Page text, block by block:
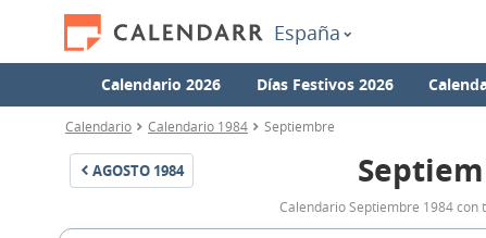
España
Calendario 2026 Días Festivos 2026
Calendario Calendario 1984 Septiembre
AGOSTO 1984
Calendario Septiembre 1984 con